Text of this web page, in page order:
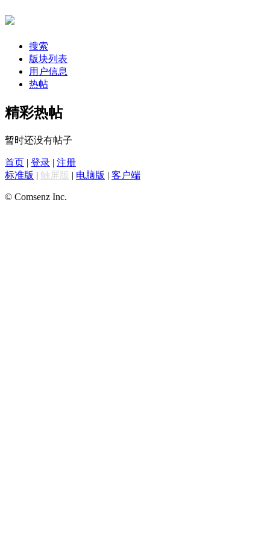
搜索
版块列表
用户信息
热帖
精彩热帖
暂时还没有帖子
首页 | 登录 | 注册
标准版 | 触屏版 | 电脑版 | 客户端
© Comsenz Inc.